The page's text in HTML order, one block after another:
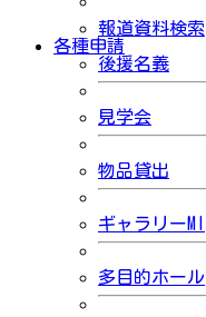
報道資料検索
各種申請
後援名義
見学会
物品貸出
ギャラリーMI
多目的ホール